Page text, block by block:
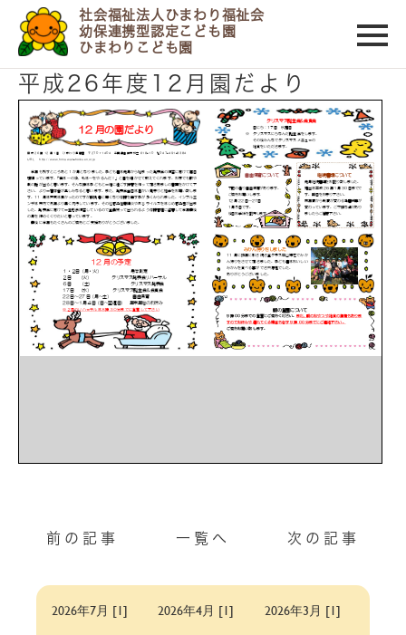
社会福祉法人ひまわり福祉会
幼保連携型認定こども園
ひまわりこども園
2014/12/01
平成26年度12月園だより
前の記事 一覧へ 次の記事
2026年7月 [1] 2026年4月 [1]
2026年3月 [1]